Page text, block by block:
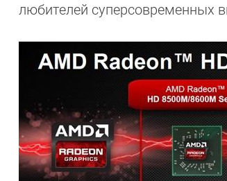
любителей суперсовременных